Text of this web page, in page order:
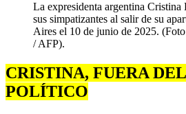
La expresidenta argentina Cristina
sus simpatizantes al salir de su
Aires el 10 de junio de 2025.
/ AFP).
CRISTINA, FUERA
POLÍTICO